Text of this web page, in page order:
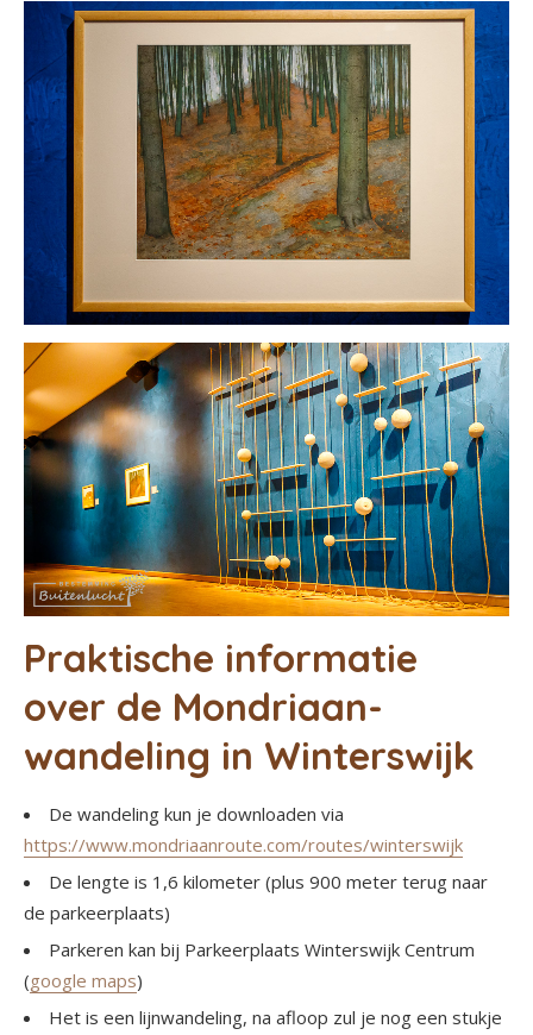
Praktische informatie
over de Mondriaan-
wandeling in Winterswijk
De wandeling kun je downloaden via
https://www.mondriaanroute.com/routes/winterswijk
De lengte is 1,6 kilometer (plus 900 meter terug naar
de parkeerplaats)
Parkeren kan bij Parkeerplaats Winterswijk Centrum
(google maps)
Het is een lijnwandeling, na afloop zul je nog een stukje